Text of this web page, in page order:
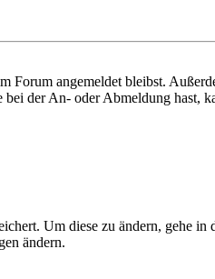
angemeldet bleibst.
der An- oder Abmeldung hast,
Um diese zu ändern, gehe
ändern.